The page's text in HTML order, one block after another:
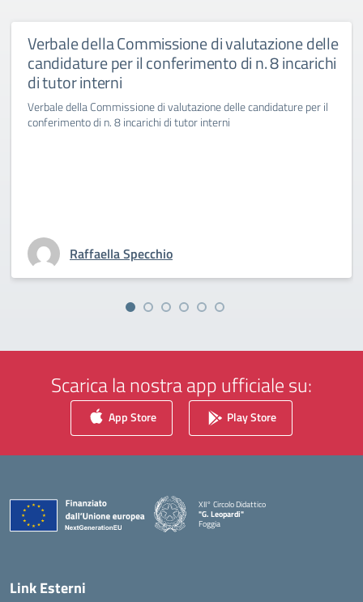
Verbale della Commissione di valutazione delle
candidature per il conferimento di n. 8 incarichi
di tutor interni
Verbale della Commissione di valutazione delle candidature per il
conferimento di n. 8 incarichi di tutor interni
Raffaella Specchio
Scarica la nostra app ufficiale su:
App Store Play Store
XII° Circolo Didattico
"G. Leopardi"
Foggia
— Visita la pagina iniziale della scuola
Link Esterni